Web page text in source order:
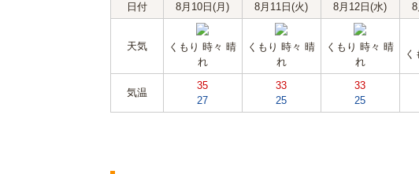
日付
8月10日(月) 8月11日(火) 8月12日(水)
天気
くもり 時々 晴
れ
くもり 時々 晴
れ
くもり 時々 晴
れ
く
気温
35
27
33
25
33
25